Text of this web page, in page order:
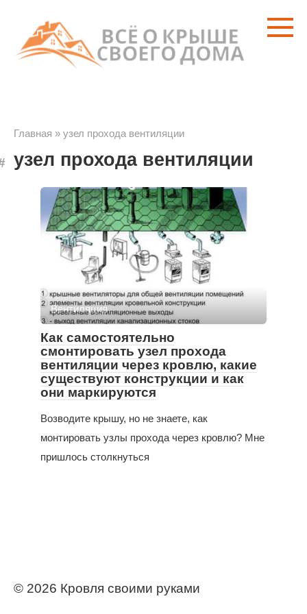
контенту
Главная » узел прохода вентиляции
узел прохода вентиляции
Вентиляция
Как самостоятельно
смонтировать узел прохода
вентиляции через кровлю, какие
существуют конструкции и как
они маркируются
Возводите крышу, но не знаете, как
монтировать узлы прохода через кровлю? Мне
пришлось столкнуться
© 2026 Кровля своими руками